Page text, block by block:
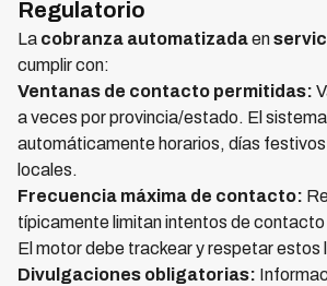
Regulatorio
La cobranza automatizadaen
cumplir con:
Ventanas de contacto permitidas:
a veces por provincia/estado. El
automáticamente horarios, días
locales.
Frecuencia máxima de contacto:
típicamente limitan intentos de contacto
El motor debe trackear y respetar estos
Divulgaciones obligatorias: